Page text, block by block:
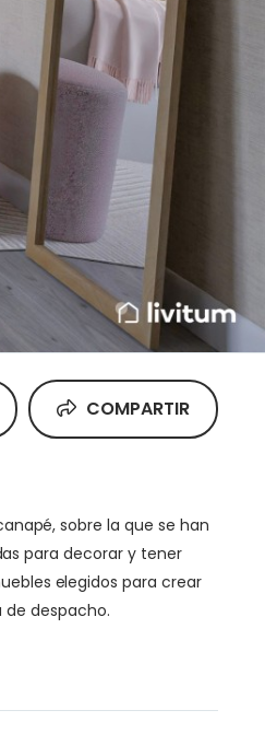
COMPARTIR
sobre la que se han
para decorar y tener
elegidos para crear
despacho.